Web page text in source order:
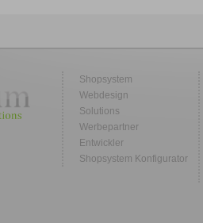
Shopsystem
Webdesign
Solutions
Werbepartner
Entwickler
Shopsystem Konfigurator